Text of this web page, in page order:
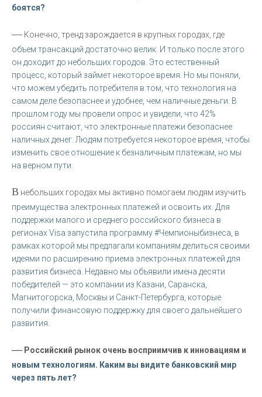
боятся?
— Конечно, тренд зарождается в крупных городах, где
объем трансакций достаточно велик. И только после этого
он доходит до небольших городов. Это естественный
процесс, который займет некоторое время. Но мы поняли,
что можем убедить потребителя в том, что технология на
самом деле безопаснее и удобнее, чем наличные деньги. В
прошлом году мы провели опрос и увидели, что 42%
россиян считают, что электронные платежи безопаснее
наличных денег. Людям потребуется некоторое время, чтобы
изменить свое отношение к безналичным платежам, но мы
на верном пути.
В небольших городах мы активно помогаем людям изучить
преимущества электронных платежей и освоить их. Для
поддержки малого и среднего российского бизнеса в
регионах Visa запустила программу #Чемпионыбизнеса, в
рамках которой мы предлагали компаниям делиться своими
идеями по расширению приема электронных платежей для
развития бизнеса. Недавно мы объявили имена десяти
победителей — это компании из Казани, Саранска,
Магнитогорска, Москвы и Санкт-Петербурга, которые
получили финансовую поддержку для своего дальнейшего
развития.
— Российский рынок очень восприимчив к инновациям и
новым технологиям. Каким вы видите банковский мир
через пять лет?